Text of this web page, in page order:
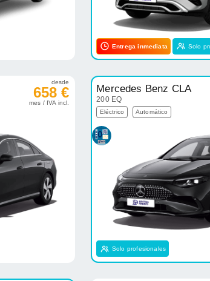
Entrega inmediata Solo
desde
658 €
mes / IVA incl.
Mercedes Benz CLA
200 EQ
Eléctrico Automático
Solo profesionales